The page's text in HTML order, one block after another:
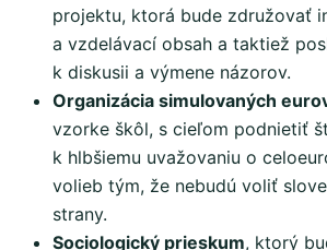
projektu, ktorá bude združovať
a vzdelávací obsah a taktiež
k diskusii a výmene názorov.
Organizácia simulovaných
vzorke škôl, s cieľom podnietiť
k hlbšiemu uvažovaniu o
volieb tým, že nebudú voliť
strany.
Sociologický prieskum, ktorý